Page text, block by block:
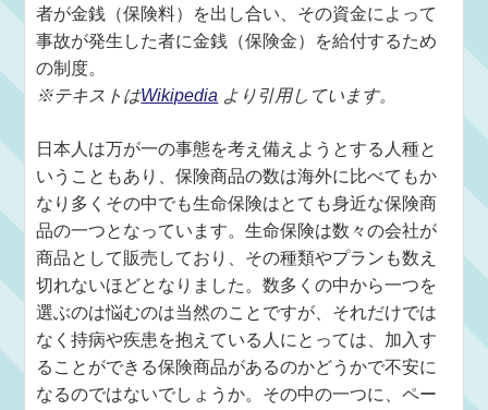
者が金銭（保険料）を出し合い、その資金によって
事故が発生した者に金銭（保険金）を給付するため
の制度。
※テキストはWikipedia より引用しています。
日本人は万が一の事態を考え備えようとする人種と
いうこともあり、保険商品の数は海外に比べてもか
なり多くその中でも生命保険はとても身近な保険商
品の一つとなっています。生命保険は数々の会社が
商品として販売しており、その種類やプランも数え
切れないほどとなりました。数多くの中から一つを
選ぶのは悩むのは当然のことですが、それだけでは
なく持病や疾患を抱えている人にとっては、加入す
ることができる保険商品があるのかどうかで不安に
なるのではないでしょうか。その中の一つに、ペー